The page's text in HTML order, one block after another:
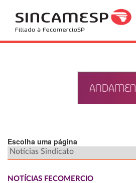
Escolha uma página
NOTÍCIAS FECOMERCIO